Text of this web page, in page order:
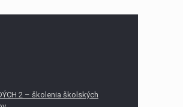
2 – školenia školských